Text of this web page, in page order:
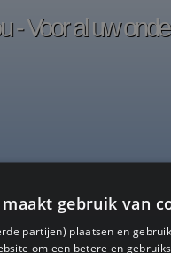
- Voor al uw
gebruik van
partijen) plaatsen en
om een ​​betere en